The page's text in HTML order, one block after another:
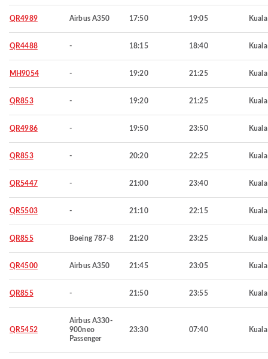
QR4989 Airbus A350 17:50 19:05
QR4488 - 18:15 18:40
MH9054 - 19:20 21:25
QR853 - 19:20 21:25
QR4986 - 19:50 23:50
QR853 - 20:20 22:25
QR5447 - 21:00 23:40
QR5503 - 21:10 22:15
QR855 Boeing 787-8 21:20 23:25
QR4500 Airbus A350 21:45 23:05
QR855 - 21:50 23:55
QR5452
Airbus A330-
900neo
Passenger
23:30 07:40